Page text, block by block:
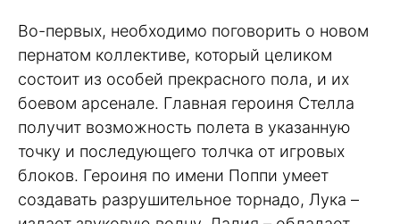
Во-первых, необходимо поговорить о новом
пернатом коллективе, который целиком
состоит из особей прекрасного пола, и их
боевом арсенале. Главная героиня Стелла
получит возможность полета в указанную
точку и последующего толчка от игровых
блоков. Героиня по имени Поппи умеет
создавать разрушительное торнадо, Лука –